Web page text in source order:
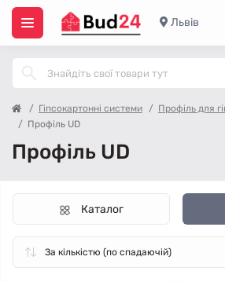
Львів
Гіпсокартонні системи
Профіль для
Профіль UD
Профіль UD
Каталог